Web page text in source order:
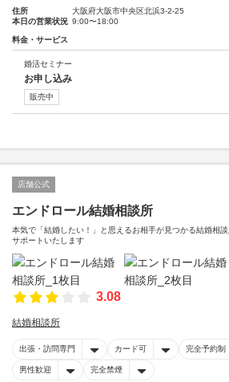
住所
大阪府大阪市中央区北浜3-2-25
本日の営業状況 9:00〜18:00
料金・サービス
婚活セミナー
お申し込み
販売中
店舗公式
エンドロール結婚相談所
本気で「結婚したい！」と思えるお相手が見つかる結婚相
サポートいたします
3.08
結婚相談所
出張・訪問専門 カード可 完全予約制
男性歓迎 完全禁煙